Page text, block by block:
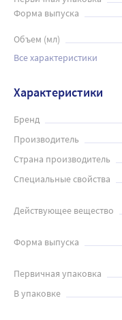
Форма выпуска
Объем (мл)
Все характеристики
Характеристики
Бренд
Производитель
Страна производитель
Специальные свойства
Действующее вещество
Форма выпуска
Первичная упаковка
В упаковке